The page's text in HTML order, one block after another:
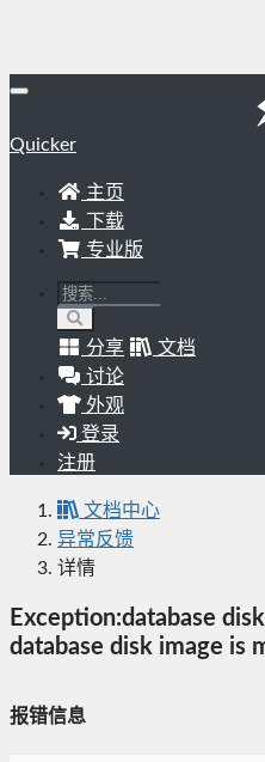
Quicker
主页
下载
专业版
分享
文档
讨论
外观
登录
注册
文档中心
异常反馈
详情
Exception:database
database disk image is
报错信息